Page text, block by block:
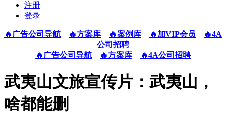
注册
登录
🔥广告公司导航 🔥方案库 🔥案例库 🔥加VIP会员
🔥4A
公司招聘
🔥广告公司导航
🔥方案库 🔥4A公司招聘
武夷山文旅宣传片：武夷山，
啥都能删